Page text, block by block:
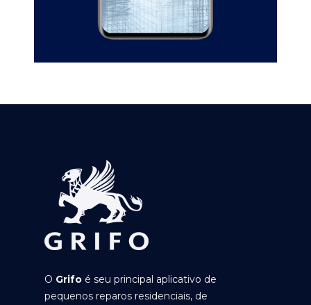
O Grifo é seu principal aplicativo de
pequenos reparos residenciais, de